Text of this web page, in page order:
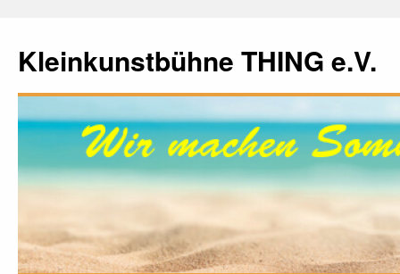
Kleinkunstbühne THING e.V.